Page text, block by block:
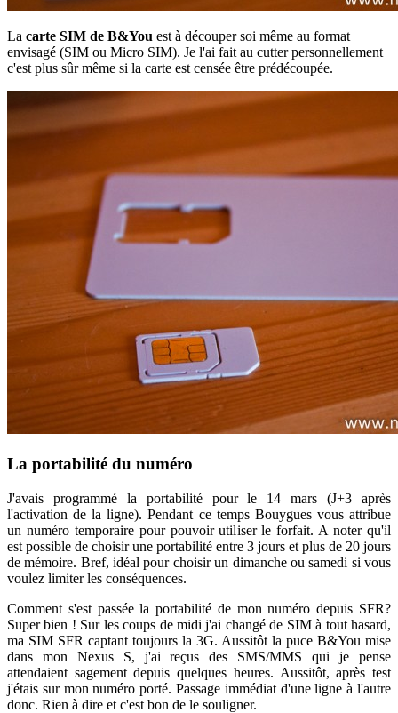
La carte SIM de B&You est à découper soi même au format
envisagé (SIM ou Micro SIM). Je l'ai fait au cutter personnellement
c'est plus sûr même si la carte est censée être prédécoupée.
La portabilité du numéro
J'avais programmé la portabilité pour le 14 mars (J+3 après
l'activation de la ligne). Pendant ce temps Bouygues vous attribue
un numéro temporaire pour pouvoir utiliser le forfait. A noter qu'il
est possible de choisir une portabilité entre 3 jours et plus de 20 jours
de mémoire. Bref, idéal pour choisir un dimanche ou samedi si vous
voulez limiter les conséquences.
Comment s'est passée la portabilité de mon numéro depuis SFR?
Super bien ! Sur les coups de midi j'ai changé de SIM à tout hasard,
ma SIM SFR captant toujours la 3G. Aussitôt la puce B&You mise
dans mon Nexus S, j'ai reçus des SMS/MMS qui je pense
attendaient sagement depuis quelques heures. Aussitôt, après test
j'étais sur mon numéro porté. Passage immédiat d'une ligne à l'autre
donc. Rien à dire et c'est bon de le souligner.